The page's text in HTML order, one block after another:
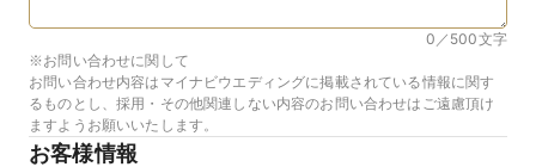
0／500文字
※お問い合わせに関して
お問い合わせ内容はマイナビウエディングに掲載されている情報に関す
るものとし、採用・その他関連しない内容のお問い合わせはご遠慮頂け
ますようお願いいたします。
お客様情報